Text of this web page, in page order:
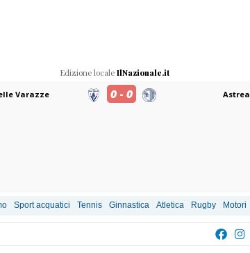
Edizione locale IlNazionale.it
Varazze 0 - 0 Astrea
Sport acquatici Tennis Ginnastica Atletica Rugby Motori